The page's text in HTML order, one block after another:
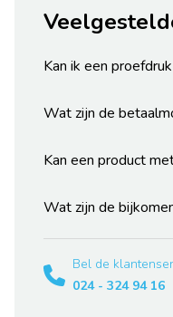
Kan ik een
Wat zijn de
Kan een product
Wat zijn de
Bel de
024 - 324 94 16